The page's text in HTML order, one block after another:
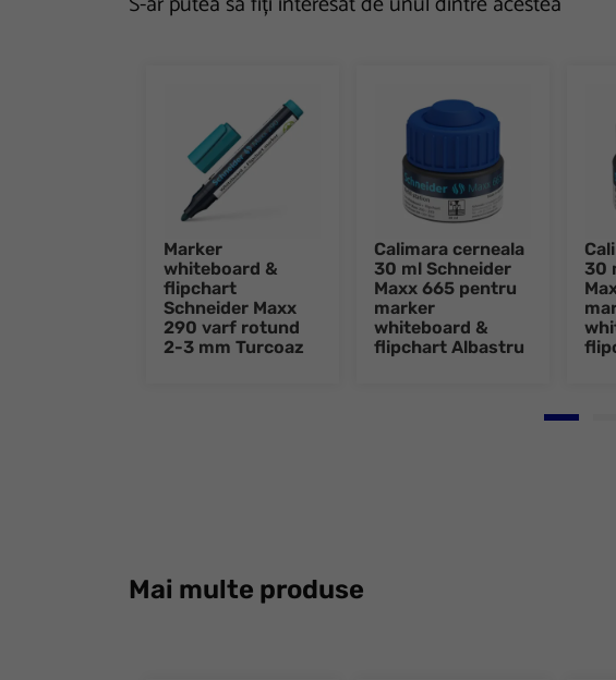
Marker
whiteboard &
flipchart
Schneider Maxx
290 varf rotund
2-3 mm Turcoaz
Calimara cerneala
30 ml Schneider
Maxx 665 pentru
marker
whiteboard &
flipchart Albastru
30
Go to
Mai multe produse